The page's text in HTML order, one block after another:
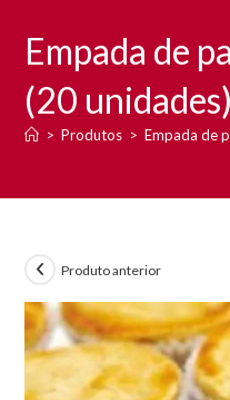
Empada de
(20 unidades)
> Produtos > Empada de
Produto anterior